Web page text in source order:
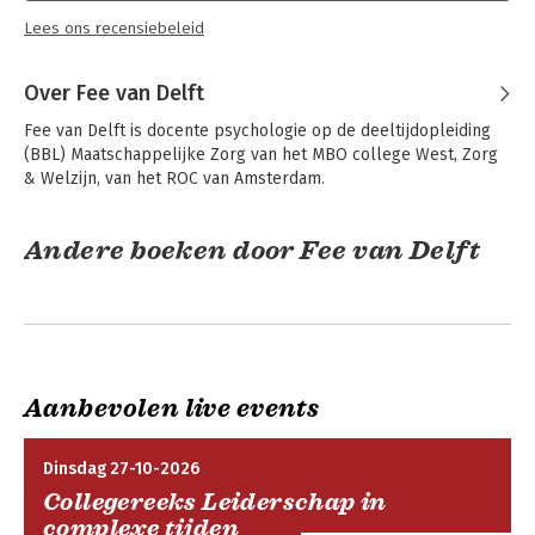
vanuit verschillende theoretische benaderingen, zoals de
psychoanalytische benadering en de
naar de beroepspraktijk. Het sluit af met
een module over het professioneel omgaan met overdracht en
tegenoverdracht. Aan het eind van elke
Voor wie
van leerkrachten, trainers, coaches, persoonlijk begeleiders
hulpverlening.
Over de auteur
Lees ons recensiebeleid
Over Fee van Delft
Fee van Delft is docente psychologie op de deeltijdopleiding
(BBL) Maatschappelijke Zorg van het MBO college West, Zorg
& Welzijn, van het ROC van Amsterdam.
Andere boeken door Fee van Delft
Aanbevolen live events
Dinsdag 27-10-2026
Collegereeks Leiderschap in
complexe tijden